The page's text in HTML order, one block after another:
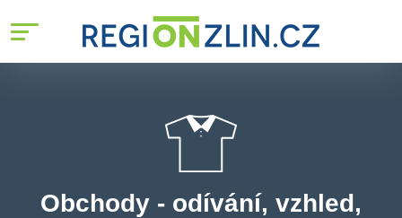
Obchody - odívání, vzhled,